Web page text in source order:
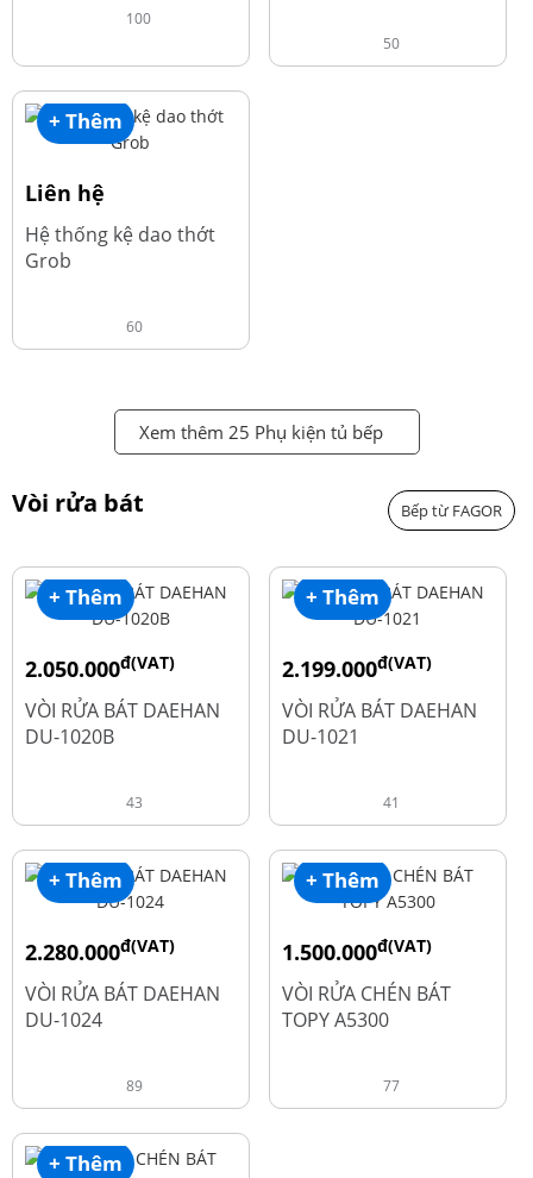
100
50
+ Thêm
Liên hệ
Hệ thống kệ dao thớt
Grob
60
Xem thêm 25 Phụ kiện tủ bếp
Vòi rửa bát Bếp từ FAGOR
+ Thêm
2.050.000đ(VAT)
2.600.000
VÒI RỬA BÁT DAEHAN
DU-1020B
43
+ Thêm
2.199.000đ(VAT)
2.900.000
VÒI RỬA BÁT DAEHAN
DU-1021
41
+ Thêm
2.280.000đ(VAT)
2.600.000
VÒI RỬA BÁT DAEHAN
DU-1024
89
+ Thêm
1.500.000đ(VAT)
1.990.000
VÒI RỬA CHÉN BÁT
TOPY A5300
77
+ Thêm